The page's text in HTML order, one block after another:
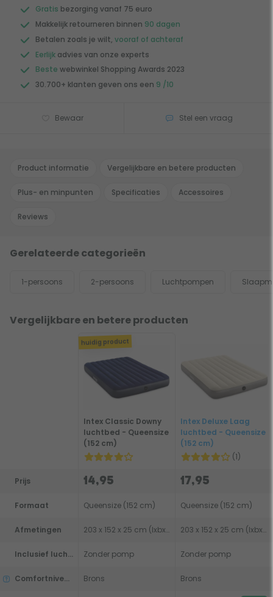
Gratis bezorging vanaf 75 euro
Makkelijk retourneren binnen 90 dagen
Betalen zoals je wilt, vooraf of achteraf
Eerlijk advies van onze experts
Beste webwinkel Shopping Awards 2023
30.700+ klanten geven ons een 9 /10
Bewaar Stel een vraag
Product informatie Vergelijkbare en betere producten
Plus- en minpunten Specificaties Accessoires
Reviews
Gerelateerde categorieën
1-persoons 2-persoons Luchtpompen
Vergelijkbare en betere producten
Prijs
Formaat
Afmetingen
Inclusief luchtpomp
Comfortniveau
huidig product
Intex Classic Downy
luchtbed - Queensize
(152 cm)
14,95
Queensize (152 cm)
203 x 152 x 25 cm (lxbxh)
Zonder pomp
Brons
Intex Deluxe Laag
luchtbed - Queensize
(152 cm)
(1)
17,95
Queensize (152 cm)
203 x 152 x 25 cm (lxbxh)
Zonder pomp
Brons